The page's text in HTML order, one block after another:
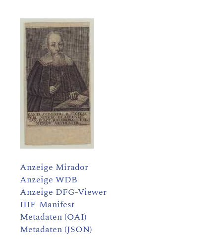
Anzeige Mirador
Anzeige WDB
Anzeige DFG-Viewer
IIIF-Manifest
Metadaten (OAI)
Metadaten (JSON)